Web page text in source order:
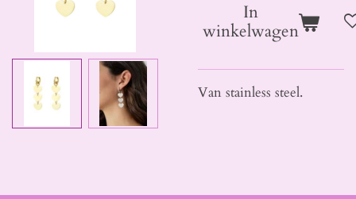
In
winkelwagen
Van stainless steel.